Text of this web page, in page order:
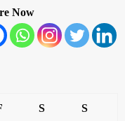
Now
S S